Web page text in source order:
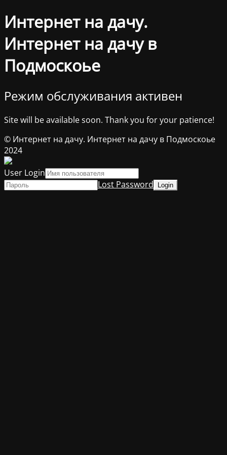
Интернет на дачу.
Интернет на дачу в
Подмоскоье
Режим обслуживания активен
Site will be available soon. Thank you for your patience!
© Интернет на дачу. Интернет на дачу в Подмоскоье
2024
User Login
Lost Password